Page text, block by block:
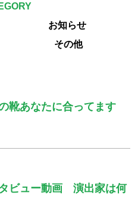
お知らせ
その他
靴あなたに合ってます
ビュー動画 演出家は何